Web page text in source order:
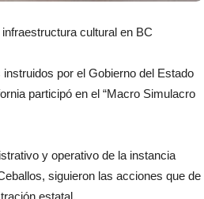
cultural en BC
por el Gobierno del Estado
participó en el “Macro Simulacro
y operativo de la instancia
siguieron las acciones que de
estatal.